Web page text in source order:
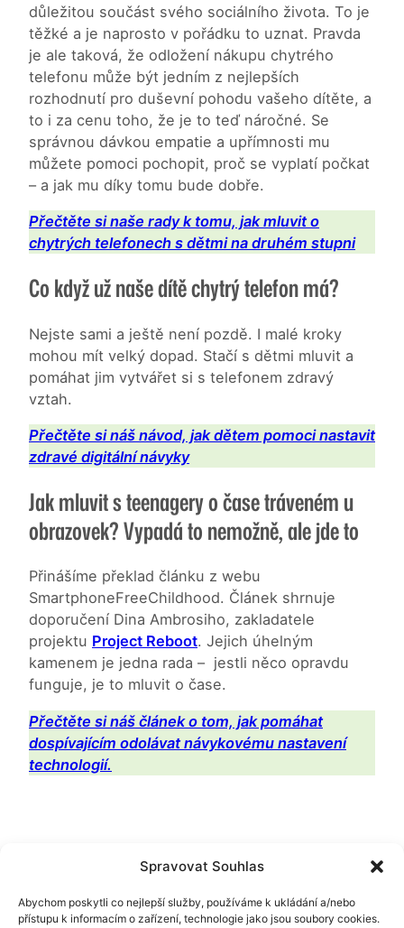
Spravovat Souhlas
Abychom poskytli co nejlepší služby, používáme k ukládání a/nebo
přístupu k informacím o zařízení, technologie jako jsou soubory cookies.
důležitou součást svého sociálního života. To je
těžké a je naprosto v pořádku to uznat. Pravda
je ale taková, že odložení nákupu chytrého
telefonu může být jedním z nejlepších
rozhodnutí pro duševní pohodu vašeho dítěte, a
to i za cenu toho, že je to teď náročné. Se
správnou dávkou empatie a upřímnosti mu
můžete pomoci pochopit, proč se vyplatí počkat
– a jak mu díky tomu bude dobře.
Přečtěte si naše rady k tomu, jak mluvit o
chytrých telefonech s dětmi na druhém stupni
Co když už naše dítě chytrý telefon má?
Nejste sami a ještě není pozdě. I malé kroky
mohou mít velký dopad. Stačí s dětmi mluvit a
pomáhat jim vytvářet si s telefonem zdravý
vztah.
Přečtěte si náš návod, jak dětem pomoci nastavit
zdravé digitální návyky
Jak mluvit s teenagery o čase tráveném u
obrazovek? Vypadá to nemožně, ale jde to
Přinášíme překlad článku z webu
SmartphoneFreeChildhood. Článek shrnuje
doporučení Dina Ambrosiho, zakladatele
projektu Project Reboot. Jejich úhelným
kamenem je jedna rada – jestli něco opravdu
funguje, je to mluvit o čase.
Přečtěte si náš článek o tom, jak pomáhat
dospívajícím odolávat návykovému nastavení
technologií.
Pro rodiče